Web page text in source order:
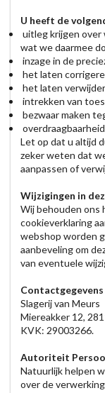
U heeft de
uitleg krijgen over
wat we daarmee
inzage in de
het laten
het laten
intrekken van
bezwaar maken
Let op dat u altijd
zeker weten dat
aanpassen of
Wijzigingen in
Wij behouden ons
cookieverklaring
webshop worden
aanbeveling om
van eventuele
Contactgegevens
Slagerij van Meurs
Miereakker 12,
KVK: 29003266.
Autoriteit
Natuurlijk helpen
over de